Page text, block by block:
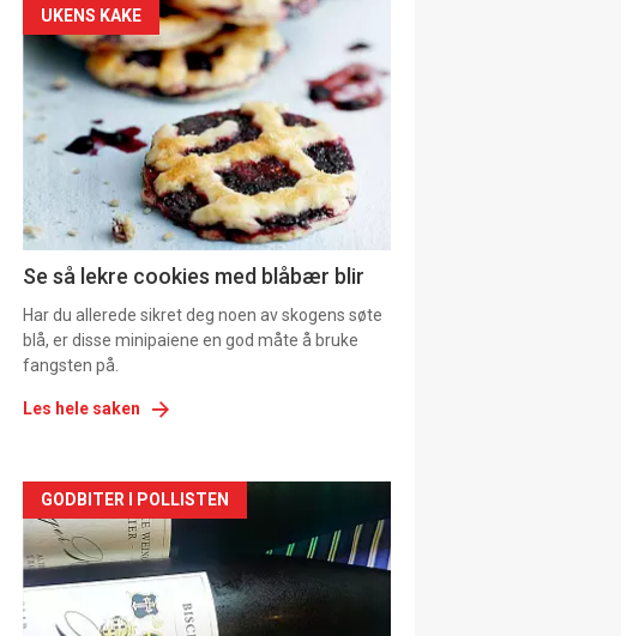
Artikler
detail
-
section
11
UKENS KAKE
Se så lekre cookies med blåbær blir
Har du allerede sikret deg noen av skogens søte
blå, er disse minipaiene en god måte å bruke
fangsten på.
Les hele saken
Artikler
detail
-
GODBITER I POLLISTEN